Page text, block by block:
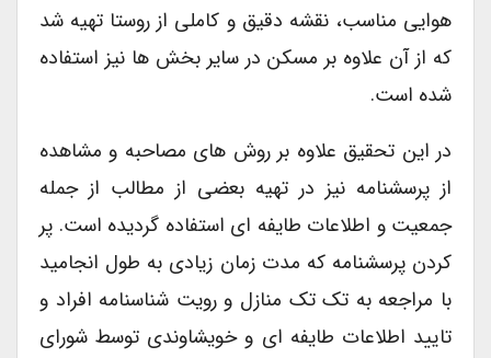
هوایی مناسب، نقشه دقیق و کاملی از روستا تهیه شد
که از آن علاوه بر مسکن در سایر بخش ها نیز استفاده
شده است.
در این تحقیق علاوه بر روش های مصاحبه و مشاهده
از پرسشنامه نیز در تهیه بعضی از مطالب از جمله
جمعیت و اطلاعات طایفه ای استفاده گردیده است. پر
کردن پرسشنامه که مدت زمان زیادی به طول انجامید
با مراجعه به تک تک منازل و رویت شناسنامه افراد و
تایید اطلاعات طایفه ای و خویشاوندی توسط شورای